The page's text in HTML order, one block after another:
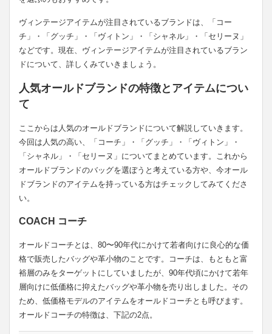
ヴィンテージアイテムが注目されているブランドは、「コー
チ」・「グッチ」・「ヴィトン」・「シャネル」・「セリーヌ」
などです。現在、ヴィンテージアイテムが注目されているブラン
ドについて、詳しくみていきましょう。
人気オールドブランドの特徴とアイテムについ
て
ここからは人気のオールドブランドについて解説していきます。
今回は人気の高い、「コーチ」・「グッチ」・「ヴィトン」・
「シャネル」・「セリーヌ」についてまとめています。これから
オールドブランドのバッグを選ぼうと考えている方や、今オール
ドブランドのアイテムを持っている方はチェックしてみてくださ
い。
COACH コーチ
オールドコーチとは、80〜90年代にかけて若者向けに良心的な価
格で販売したバッグや革小物のことです。コーチは、もともと富
裕層のみをターゲットにしていましたが、90年代頃にかけて若年
層向けに低価格に抑えたバッグや革小物を売り出しました。その
ため、低価格モデルのアイテムをオールドコーチとも呼びます。
オールドコーチの特徴は、下記の2点。